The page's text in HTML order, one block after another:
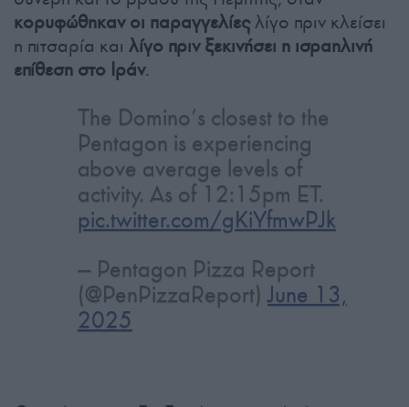
κορυφώθηκαν οι παραγγελίεςλίγο πριν κλείσει
η πιτσαρία και λίγο πριν ξεκινήσει η ισραηλινή
επίθεση στο Ιράν.
The Domino’s closest to the
Pentagon is experiencing
above average levels of
activity. As of 12:15pm ET.
pic.twitter.com/gKiYfmwPJk
— Pentagon Pizza Report
(@PenPizzaReport)June 13,
2025